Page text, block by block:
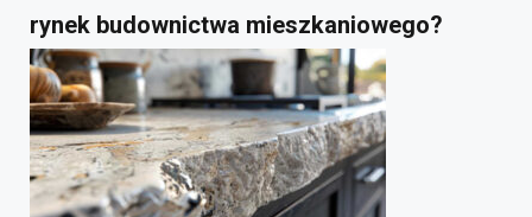
rynek budownictwa mieszkaniowego?